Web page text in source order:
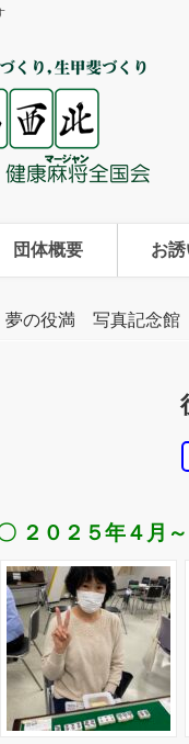
団体概要 お
夢の役満 写真記念館
２０２５年４月